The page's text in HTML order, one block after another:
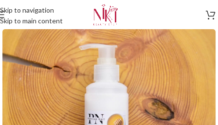
Skip to navigation
Skip to main content